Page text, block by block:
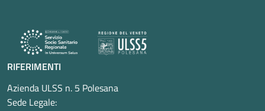
RIFERIMENTI
Azienda ULSS n. 5 Polesana
Sede Legale: